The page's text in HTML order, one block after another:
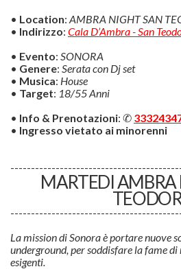
• Location: AMBRA NIGHT SAN
• Indirizzo: Cala D’Ambra - San
• Evento: SONORA
• Genere: Serata con Dj set
• Musica: House
• Target: 18/55 Anni
• Info & Prenotazioni: ✆
• Ingresso vietato ai minorenni
MARTEDI AMBRA
La mission di Sonora è portare nuove
underground, per soddisfare la fame
esigenti.